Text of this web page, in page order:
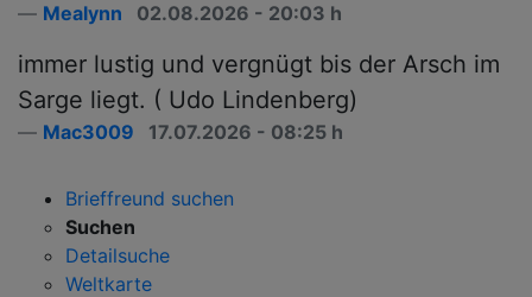
Mealynn 02.08.2026 - 20:03 h
immer lustig und vergnügt bis der Arsch im
Sarge liegt. ( Udo Lindenberg)
Mac3009 17.07.2026 - 08:25 h
Brieffreund suchen
Suchen
Detailsuche
Weltkarte